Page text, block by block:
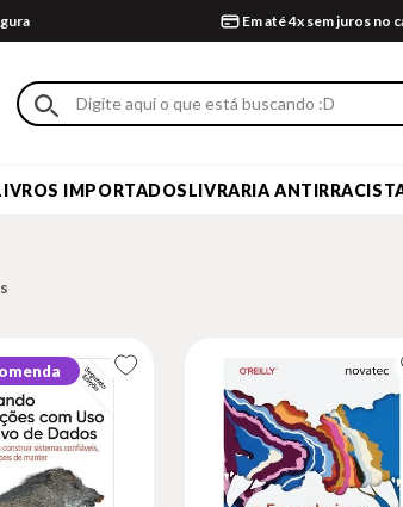
Em até 4x sem juros no
IMPORTADOSLIVRARIA